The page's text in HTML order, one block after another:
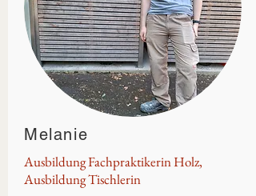
Melanie
Ausbildung Fachpraktikerin Holz,
Ausbildung Tischlerin